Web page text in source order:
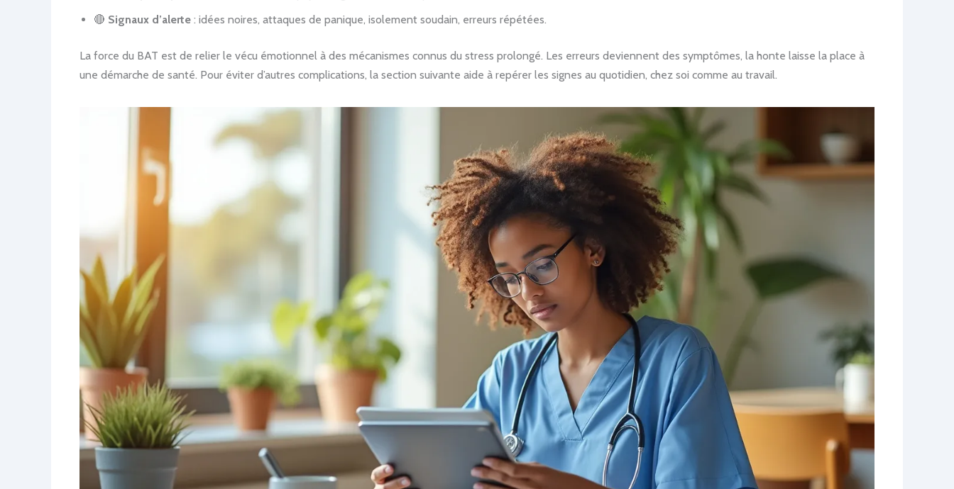
🔴 Signaux d’alerte : idées noires, attaques de panique, isolement soudain, erreurs répétées.
La force du BAT est de relier le vécu émotionnel à des mécanismes connus du stress prolongé. Les erreurs deviennent des symptômes, la honte laisse la place à
une démarche de santé. Pour éviter d’autres complications, la section suivante aide à repérer les signes au quotidien, chez soi comme au travail.